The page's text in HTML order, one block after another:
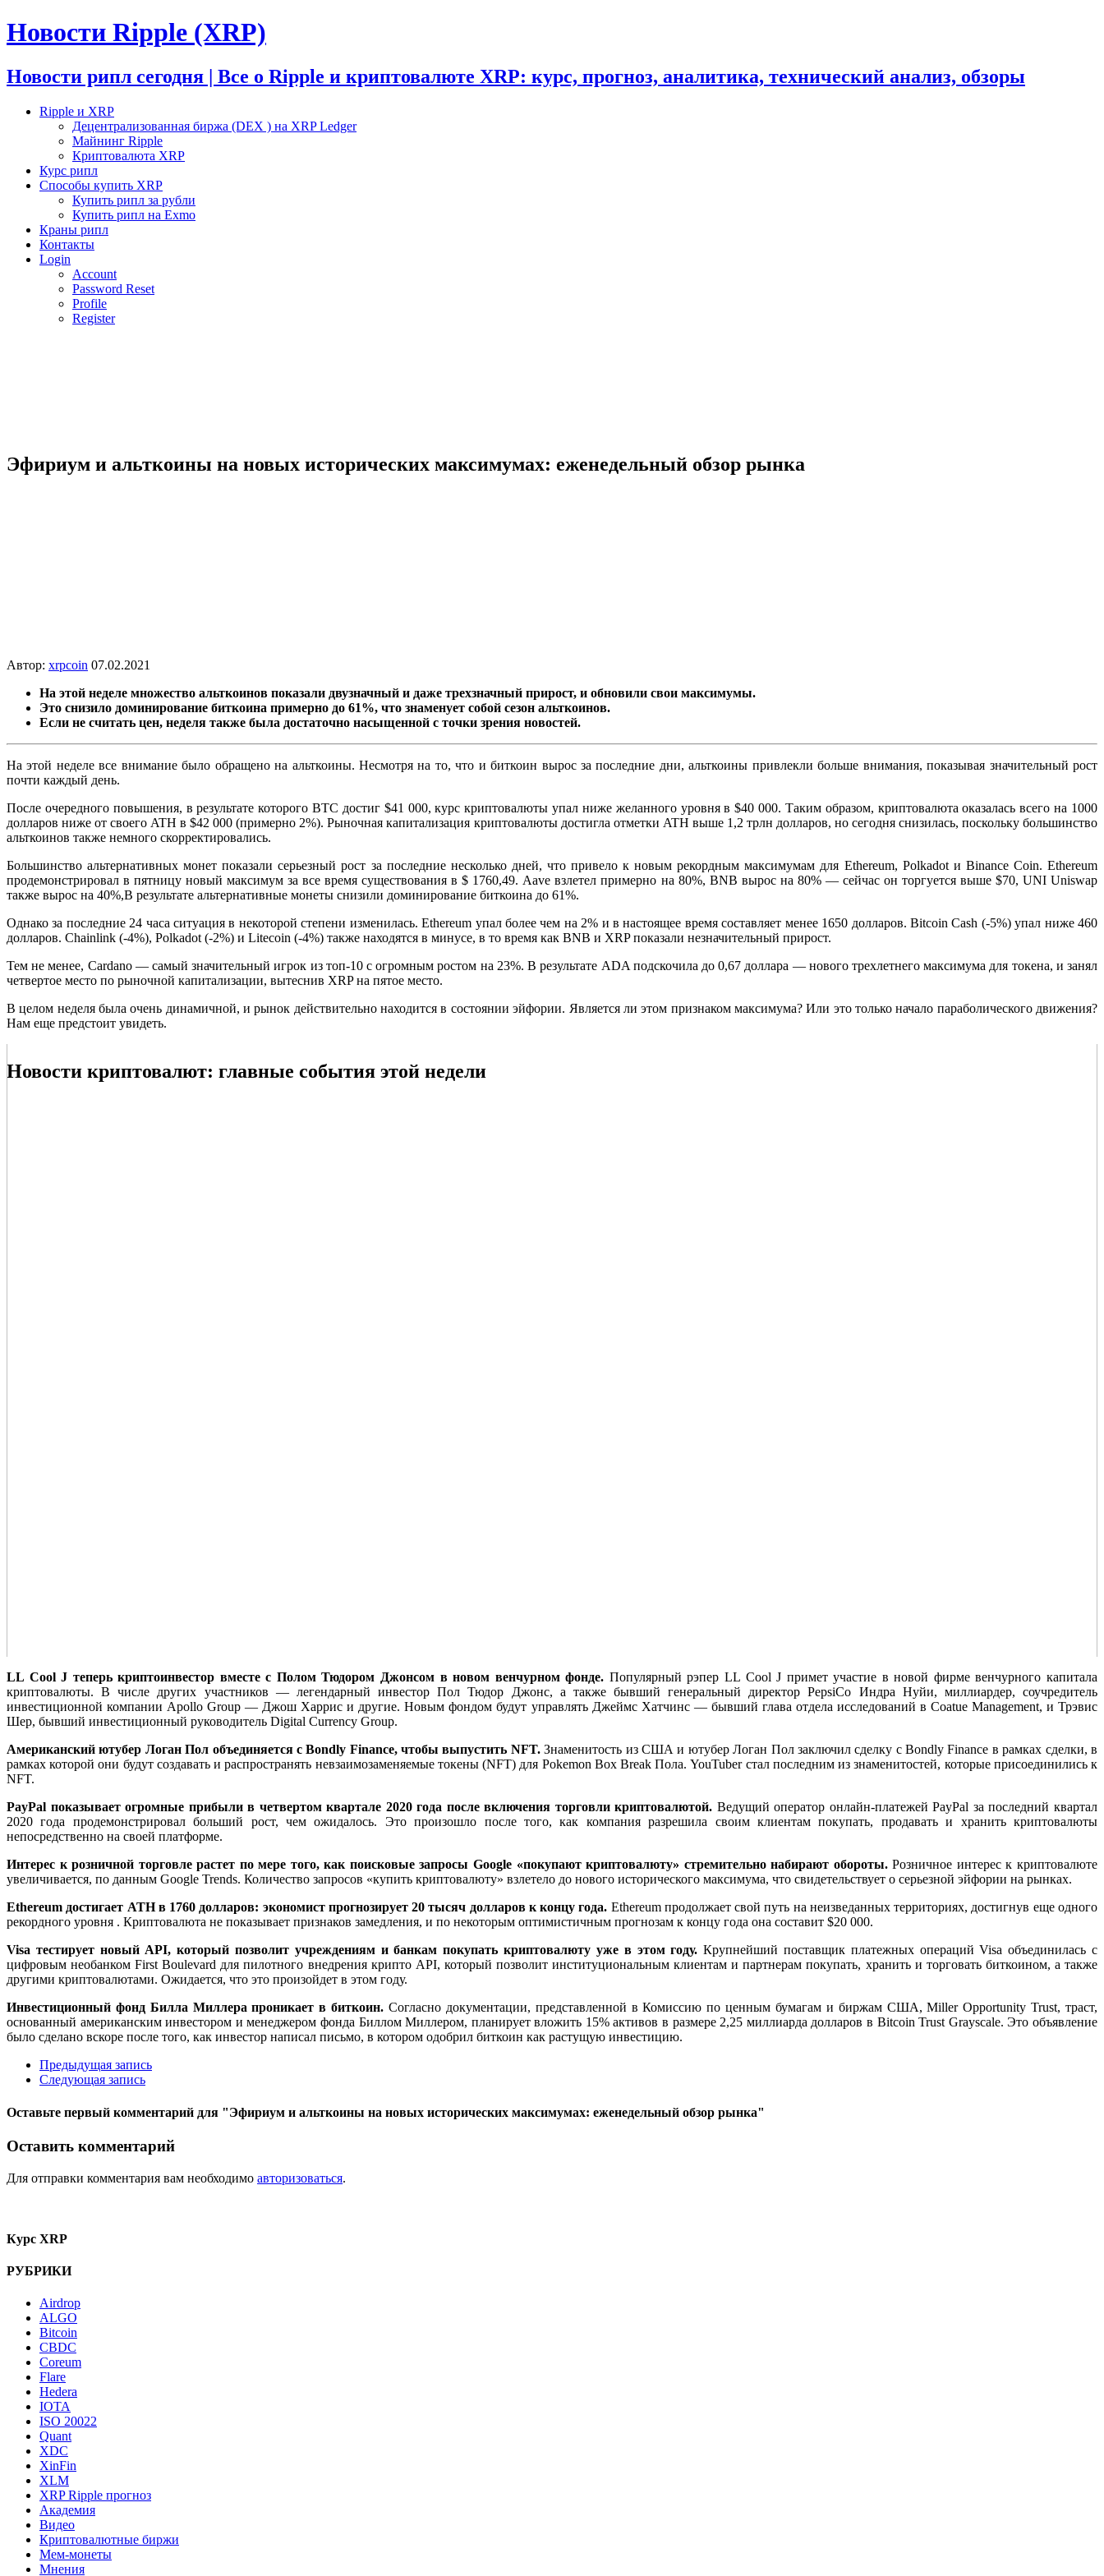
Новости Ripple (XRP)
Новости рипл сегодня | Все о Ripple и криптовалюте XRP: курс, прогноз, аналитика, технический анализ, обзоры
Ripple и XRP
Децентрализованная биржа (DEX ) на XRP Ledger
Майнинг Ripple
Криптовалюта XRP
Курс рипл
Способы купить XRP
Купить рипл за рубли
Купить рипл на Exmo
Краны рипл
Контакты
Login
Account
Password Reset
Profile
Register
Эфириум и альткоины на новых исторических максимумах: еженедельный обзор рынка
Автор: xrpcoin 07.02.2021
На этой неделе множество альткоинов показали двузначный и даже трехзначный прирост, и обновили свои максимумы.
Это снизило доминирование биткоина примерно до 61%, что знаменует собой сезон альткоинов.
Если не считать цен, неделя также была достаточно насыщенной с точки зрения новостей.
На этой неделе все внимание было обращено на альткоины. Несмотря на то, что и биткоин вырос за последние дни, альткоины привлекли больше внимания, показывая значительный рост
почти каждый день.
После очередного повышения, в результате которого BTC достиг $41 000, курс криптовалюты упал ниже желанного уровня в $40 000. Таким образом, криптовалюта оказалась всего на 1000
долларов ниже от своего ATH в $42 000 (примерно 2%). Рыночная капитализация криптовалюты достигла отметки ATH выше 1,2 трлн долларов, но сегодня снизилась, поскольку большинство
альткоинов также немного скорректировались.
Большинство альтернативных монет показали серьезный рост за последние несколько дней, что привело к новым рекордным максимумам для Ethereum, Polkadot и Binance Coin. Ethereum
продемонстрировал в пятницу новый максимум за все время существования в $ 1760,49. Aave взлетел примерно на 80%, BNB вырос на 80% — сейчас он торгуется выше $70, UNI Uniswap
также вырос на 40%,В результате альтернативные монеты снизили доминирование биткоина до 61%.
Однако за последние 24 часа ситуация в некоторой степени изменилась. Ethereum упал более чем на 2% и в настоящее время составляет менее 1650 долларов. Bitcoin Cash (-5%) упал ниже 460
долларов. Chainlink (-4%), Polkadot (-2%) и Litecoin (-4%) также находятся в минусе, в то время как BNB и XRP показали незначительный прирост.
Тем не менее, Cardano — самый значительный игрок из топ-10 с огромным ростом на 23%. В результате ADA подскочила до 0,67 доллара — нового трехлетнего максимума для токена, и занял
четвертое место по рыночной капитализации, вытеснив XRP на пятое место.
В целом неделя была очень динамичной, и рынок действительно находится в состоянии эйфории. Является ли этом признаком максимума? Или это только начало параболического движения?
Нам еще предстоит увидеть.
Новости криптовалют: главные события этой недели
LL Cool J теперь криптоинвестор вместе с Полом Тюдором Джонсом в новом венчурном фонде. Популярный рэпер LL Cool J примет участие в новой фирме венчурного капитала
криптовалюты. В числе других участников — легендарный инвестор Пол Тюдор Джонс, а также бывший генеральный директор PepsiCo Индра Нуйи, миллиардер, соучредитель
инвестиционной компании Apollo Group — Джош Харрис и другие. Новым фондом будут управлять Джеймс Хатчинс — бывший глава отдела исследований в Coatue Management, и Трэвис
Шер, бывший инвестиционный руководитель Digital Currency Group.
Американский ютубер Логан Пол объединяется с Bondly Finance, чтобы выпустить NFT.Знаменитость из США и ютубер Логан Пол заключил сделку с Bondly Finance в рамках сделки, в
рамках которой они будут создавать и распространять невзаимозаменяемые токены (NFT) для Pokemon Box Break Пола. YouTuber стал последним из знаменитостей, которые присоединились к
NFT.
PayPal показывает огромные прибыли в четвертом квартале 2020 года после включения торговли криптовалютой. Ведущий оператор онлайн-платежей PayPal за последний квартал
2020 года продемонстрировал больший рост, чем ожидалось. Это произошло после того, как компания разрешила своим клиентам покупать, продавать и хранить криптовалюты
непосредственно на своей платформе.
Интерес к розничной торговле растет по мере того, как поисковые запросы Google «покупают криптовалюту» стремительно набирают обороты.Розничное интерес к криптовалюте
увеличивается, по данным Google Trends. Количество запросов «купить криптовалюту» взлетело до нового исторического максимума, что свидетельствует о серьезной эйфории на рынках.
Ethereum достигает ATH в 1760 долларов: экономист прогнозирует 20 тысяч долларов к концу года. Ethereum продолжает свой путь на неизведанных территориях, достигнув еще одного
рекордного уровня . Криптовалюта не показывает признаков замедления, и по некоторым оптимистичным прогнозам к концу года она составит $20 000.
Visa тестирует новый API, который позволит учреждениям и банкам покупать криптовалюту уже в этом году.Крупнейший поставщик платежных операций Visa объединилась с
цифровым необанком First Boulevard для пилотного внедрения крипто API, который позволит институциональным клиентам и партнерам покупать, хранить и торговать биткоином, а также
другими криптовалютами. Ожидается, что это произойдет в этом году.
Инвестиционный фонд Билла Миллера проникает вбиткоин. Согласно документации, представленной в Комиссию по ценным бумагам и биржам США, Miller Opportunity Trust, траст,
основанный американским инвестором и менеджером фонда Биллом Миллером, планирует вложить 15% активов в размере 2,25 миллиарда долларов в Bitcoin Trust Grayscale. Это объявление
было сделано вскоре после того, как инвестор написал письмо, в котором одобрил биткоин как растущую инвестицию.
Предыдущая запись
Следующая запись
Оставьте первый комментарий для "Эфириум и альткоины на новых исторических максимумах: еженедельный обзор рынка"
Оставить комментарий
Для отправки комментария вам необходимо авторизоваться.
Курс XRP
РУБРИКИ
Airdrop
ALGO
Bitcoin
CBDC
Coreum
Flare
Hedera
IOTA
ISO 20022
Quant
XDC
XinFin
XLM
XRP Ripple прогноз
Академия
Видео
Криптовалютные биржи
Мем-монеты
Мнения